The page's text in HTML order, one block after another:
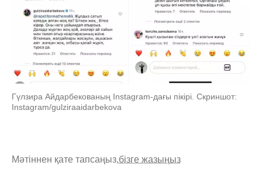
Гүлзира Айдарбекованың Instagram-дағы пікірі. Скриншот:
Instagram/gulziraaidarbekova
Мәтіннен қате тапсаңыз,бізге жазыңыз